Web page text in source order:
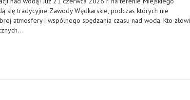
się tradycyjne Zawody Wędkarskie, podczas których nie
atmosfery i wspólnego spędzania czasu nad wodą. Kto złowi